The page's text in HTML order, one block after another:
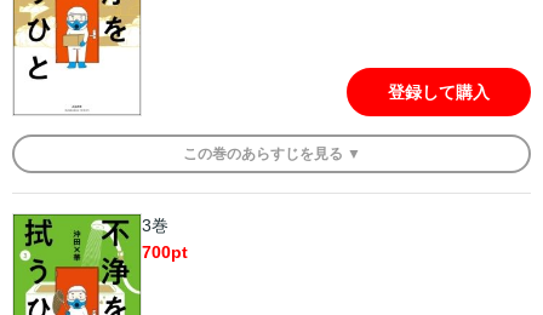
登録して購入
この巻のあらすじを 見る ▼
3巻
700pt